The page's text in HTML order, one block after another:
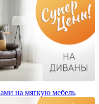
на мягкую мебель